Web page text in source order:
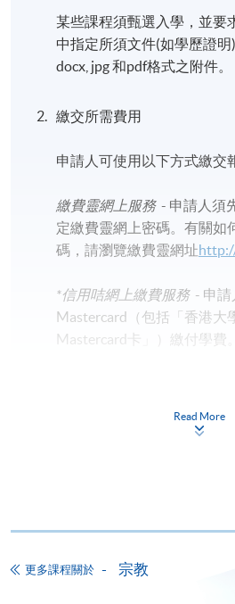
某些課程須甄選入學，並要
中指定所須文件(如學歷證明
docx, jpg 和pdf格式之附件。
繳交所需費用
申請人可使用以下方式繳交
繳費靈網上服務- 申請人須
定繳費靈網上密碼。有關如
碼，請瀏覽繳費靈網址
*信用咭網上繳費服務- 申請
Mastercard（包括「香港大
Mastercard卡」）繳付學費。
Read More
更多課程關於 宗教